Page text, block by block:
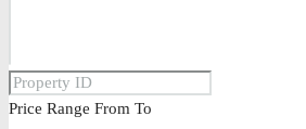
Price Range From To